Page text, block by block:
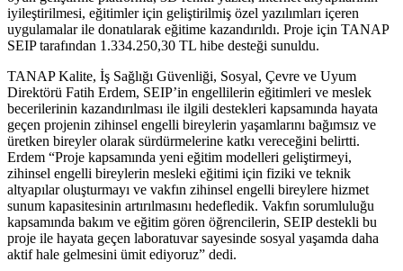
iyileştirilmesi, eğitimler için geliştirilmiş özel yazılımları içeren
uygulamalar ile donatılarak eğitime kazandırıldı. Proje için TANAP
SEIP tarafından 1.334.250,30 TL hibe desteği sunuldu.
TANAP Kalite, İş Sağlığı Güvenliği, Sosyal, Çevre ve Uyum
Direktörü Fatih Erdem, SEIP’in engellilerin eğitimleri ve meslek
becerilerinin kazandırılması ile ilgili destekleri kapsamında hayata
geçen projenin zihinsel engelli bireylerin yaşamlarını bağımsız ve
üretken bireyler olarak sürdürmelerine katkı vereceğini belirtti.
Erdem “Proje kapsamında yeni eğitim modelleri geliştirmeyi,
zihinsel engelli bireylerin mesleki eğitimi için fiziki ve teknik
altyapılar oluşturmayı ve vakfın zihinsel engelli bireylere hizmet
sunum kapasitesinin artırılmasını hedefledik. Vakfın sorumluluğu
kapsamında bakım ve eğitim gören öğrencilerin, SEIP destekli bu
proje ile hayata geçen laboratuvar sayesinde sosyal yaşamda daha
aktif hale gelmesini ümit ediyoruz” dedi.